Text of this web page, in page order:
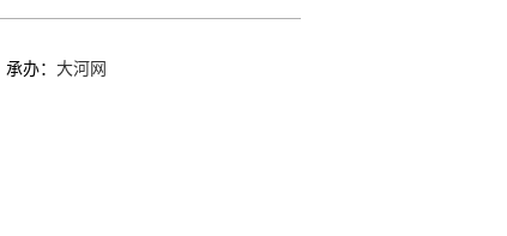
承办： 大河网